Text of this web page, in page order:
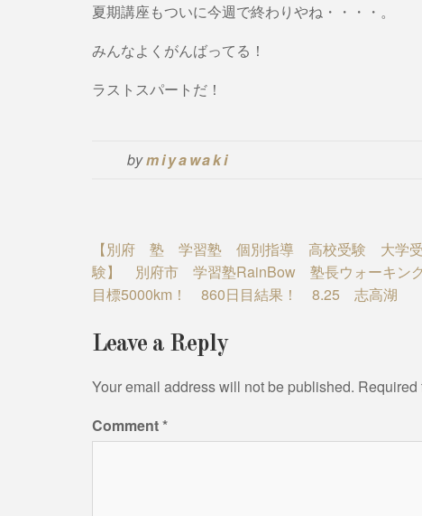
夏期講座もついに今週で終わりやね・・・・。
みんなよくがんばってる！
ラストスパートだ！
bymiyawaki
Post
navigation
【別府 塾 学習塾 個別指導 高校受験 大学受
験】 別府市 学習塾RainBow 塾長ウォーキン
目標5000km！ 860日目結果！ 8.25 志高湖
Leave a Reply
Your email address will not be published. Required
Comment*